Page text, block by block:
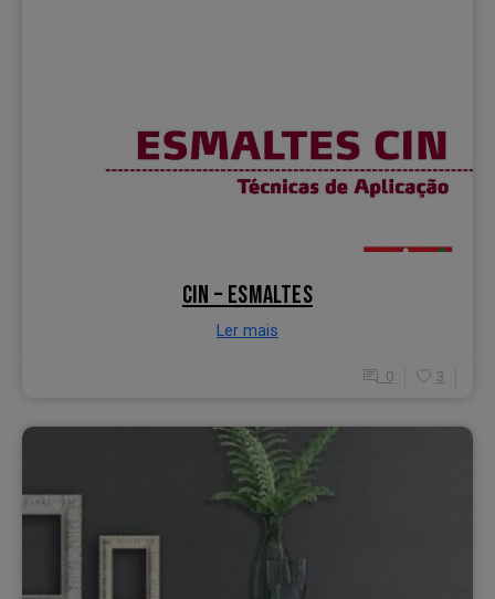
CIN – ESMALTES
Ler mais
0 3